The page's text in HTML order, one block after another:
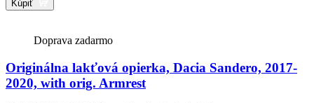
Kúpiť
Doprava zadarmo
Originálna lakťová opierka, Dacia Sandero, 2017-
2020, with orig. Armrest